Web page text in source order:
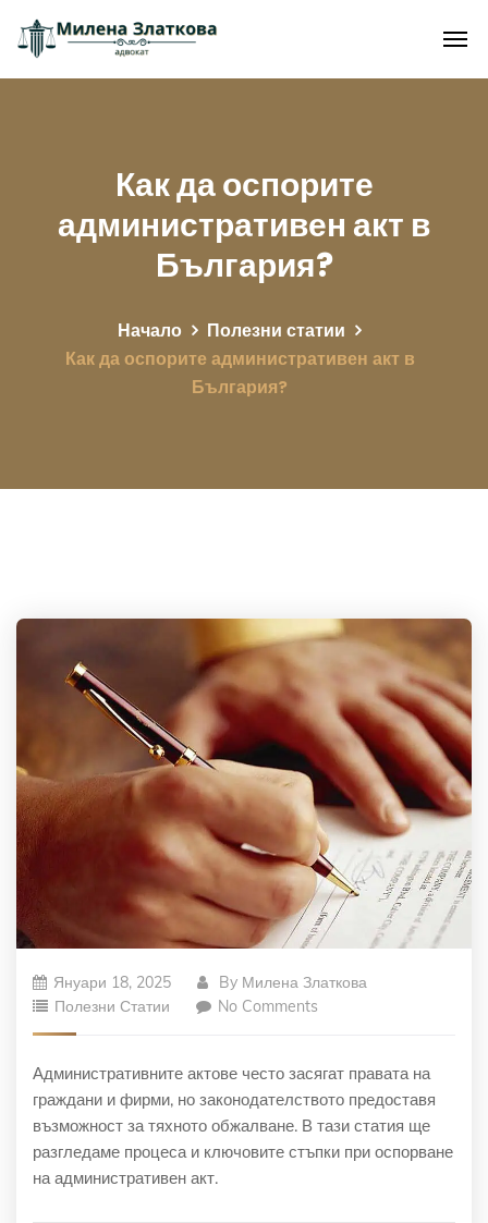
Как да оспорите
административен акт в
България?
Начало
Полезни статии
Как да оспорите административен акт в
България?
Януари 18, 2025 By Милена Златкова
Полезни Статии
No Comments
Административните актове често засягат правата на
граждани и фирми, но законодателството предоставя
възможност за тяхното обжалване. В тази статия ще
разгледаме процеса и ключовите стъпки при оспорване
на административен акт.